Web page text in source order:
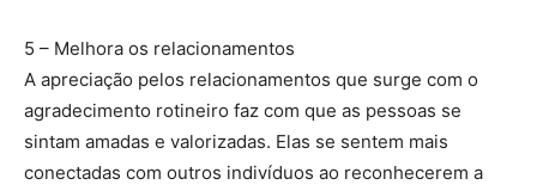
5 – Melhora os relacionamentos
A apreciação pelos relacionamentos que surge com o
agradecimento rotineiro faz com que as pessoas se
sintam amadas e valorizadas. Elas se sentem mais
conectadas com outros indivíduos ao reconhecerem a